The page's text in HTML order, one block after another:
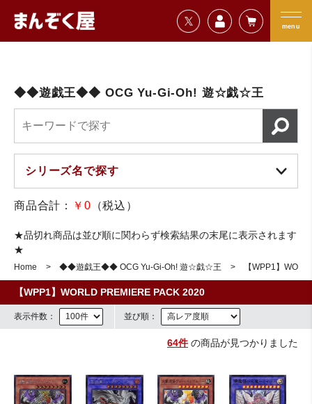
=================================
menu
まんぞく屋 格安TCG通販
◆◆遊戯王◆◆ OCG Yu-Gi-Oh! 遊☆戯☆王
商品合計： ￥0 （税込）
★品切れ商品は並び順に関わらず検索結果の末尾に表示されます
★
Home ◆◆遊戯王◆◆ OCG Yu-Gi-Oh! 遊☆戯☆王 【WPP1】
【WPP1】WORLD PREMIERE PACK 2020
表示件数： 並び順：
64件の商品が見つかりました